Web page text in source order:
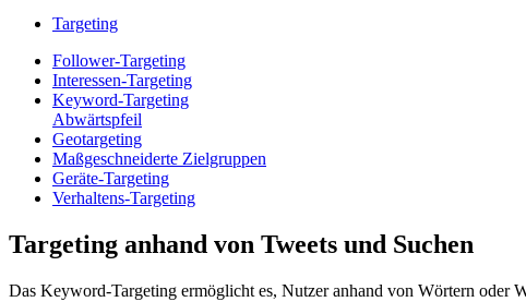
Targeting
Follower-Targeting
Interessen-Targeting
Keyword-Targeting
Abwärtspfeil
Geotargeting
Maßgeschneiderte Zielgruppen
Geräte-Targeting
Verhaltens-Targeting
Targeting anhand von Tweets und Suchen
Das Keyword-Targeting ermöglicht es, Nutzer anhand von Wörtern oder